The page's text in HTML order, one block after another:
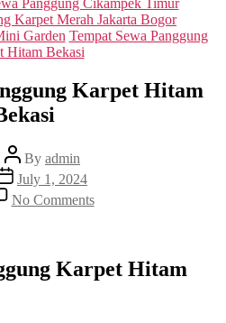
Panggung Cikampek Timur
Karpet Merah Jakarta Bogor
Garden Tempat Sewa Panggung
Hitam Bekasi
Karpet Hitam
Post
author
By admin
July 1, 2024
No Commentson
Tempat
Karpet
Hitam
Karpet Hitam